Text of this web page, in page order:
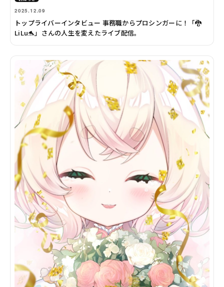
2025.12.09
トップライバーインタビュー 事務職からプロシンガーに！「🐉
LiLu🐬」さんの人生を変えたライブ配信。